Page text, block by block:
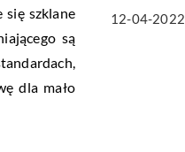
się szklane
są
dla mało
12-04-2022